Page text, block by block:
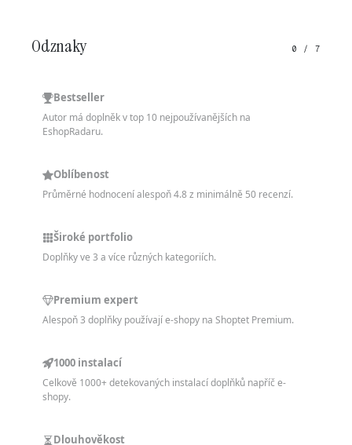
Odznaky 0 / 7
Bestseller
Autor má doplněk v top 10 nejpoužívanějších na
EshopRadaru.
Oblíbenost
Průměrné hodnocení alespoň 4.8 z minimálně 50 recenzí.
Široké portfolio
Doplňky ve 3 a více různých kategoriích.
Premium expert
Alespoň 3 doplňky používají e-shopy na Shoptet Premium.
1000 instalací
Celkově 1000+ detekovaných instalací doplňků napříč e-
shopy.
Dlouhověkost